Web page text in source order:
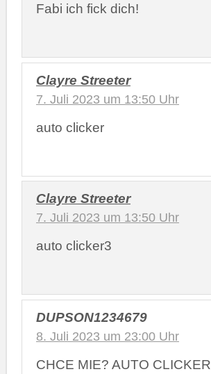
Fabi ich fick dich!
Clayre Streeter
7. Juli 2023 um 13:50 Uhr
auto clicker
Clayre Streeter
7. Juli 2023 um 13:50 Uhr
auto clicker3
DUPSON1234679
8. Juli 2023 um 23:00 Uhr
CHCE MIE? AUTO CLICKER